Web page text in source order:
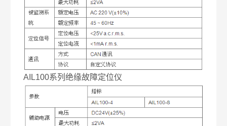
AIL100系列绝缘故障定位仪